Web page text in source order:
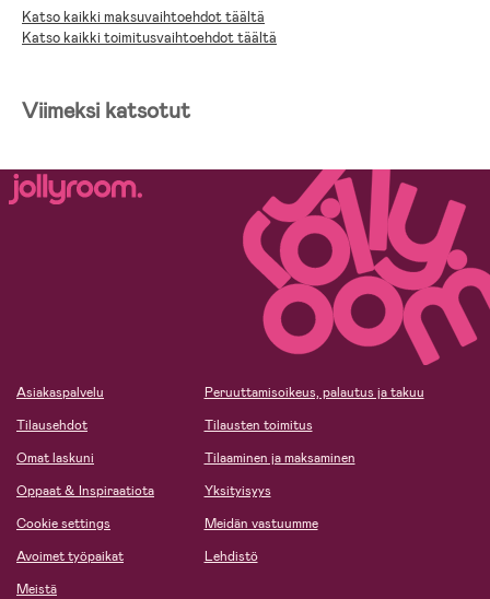
Helppo puhdistaa kostealla liinalla ja ilmakuivata
Ikä: 1,5-5 vuotta
Katso kaikki maksuvaihtoehdot täältä
Katso kaikki toimitusvaihtoehdot täältä
Viimeksi katsotut
Asiakaspalvelu
Tilausehdot
Omat laskuni
Oppaat & Inspiraatiota
Cookie settings
Avoimet työpaikat
Meistä
Peruuttamisoikeus, palautus ja takuu
Tilausten toimitus
Tilaaminen ja maksaminen
Yksityisyys
Meidän vastuumme
Lehdistö